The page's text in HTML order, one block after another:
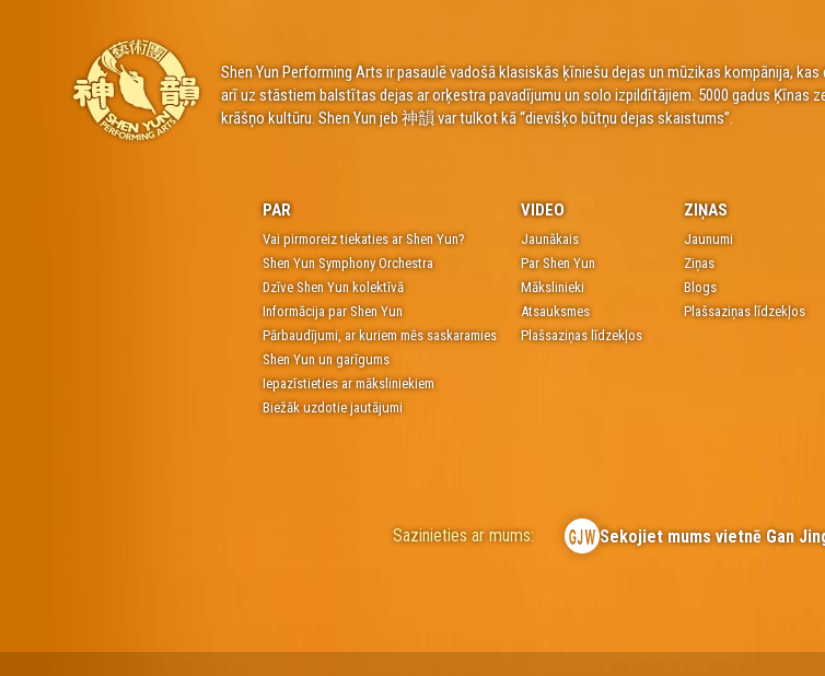
Shen Yun Performing Arts ir pasaulē vadošā klasiskās ķīniešu dejas un mūzikas kompānija,
arī uz stāstiem balstītas dejas ar orķestra pavadījumu un solo izpildītājiem. 5000 gadus Ķīnas
krāšņo kultūru. Shen Yun jeb 神韻 var tulkot kā “dievišķo būtņu dejas skaistums”.
PAR
Vai pirmoreiz tiekaties ar Shen Yun?
Shen Yun Symphony Orchestra
Dzīve Shen Yun kolektīvā
Informācija par Shen Yun
Pārbaudījumi, ar kuriem mēs saskaramies
Shen Yun un garīgums
Iepazīstieties ar māksliniekiem
Biežāk uzdotie jautājumi
VIDEO
Jaunākais
Par Shen Yun
Mākslinieki
Atsauksmes
Plašsaziņas līdzekļos
ZIŅAS
Jaunumi
Ziņas
Blogs
Plašsaziņas līdzekļos
Sazinieties ar mums: Sekojiet mums vietnē Gan